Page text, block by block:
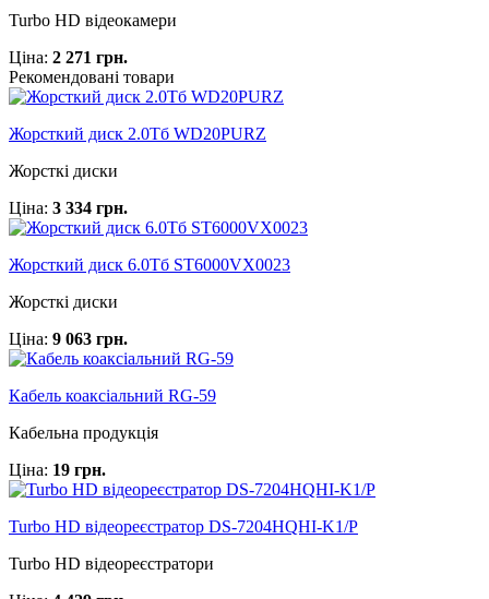
Turbo HD відеокамери
Ціна: 2 271 грн.
Рекомендовані товари
Жорсткий диск 2.0Тб WD20PURZ
Жорсткі диски
Ціна: 3 334 грн.
Жорсткий диск 6.0Тб ST6000VX0023
Жорсткі диски
Ціна: 9 063 грн.
Кабель коаксіальний RG-59
Кабельна продукція
Ціна: 19 грн.
Turbo HD відеореєстратор DS-7204HQHI-K1/P
Turbo HD відеореєстратори